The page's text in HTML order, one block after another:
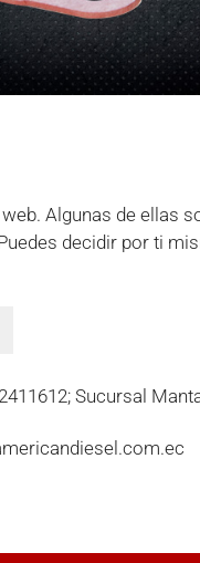
Sucursal
Algunas de ellas
decidir por ti